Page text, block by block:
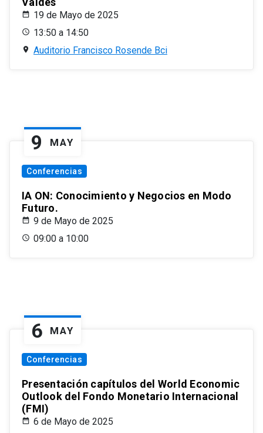
19 de Mayo de 2025
13:50 a 14:50
Auditorio Francisco Rosende Bci
9 MAY
Conferencias
IA ON: Conocimiento y Negocios en Modo
Futuro.
9 de Mayo de 2025
09:00 a 10:00
6 MAY
Conferencias
Presentación capítulos del World Economic
Outlook del Fondo Monetario Internacional
(FMI)
6 de Mayo de 2025